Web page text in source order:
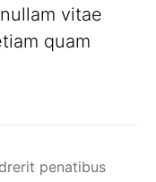
vitae
quam
penatibus